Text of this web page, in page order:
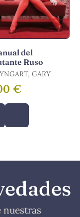
del
Ruso
GARY
€
nuestras